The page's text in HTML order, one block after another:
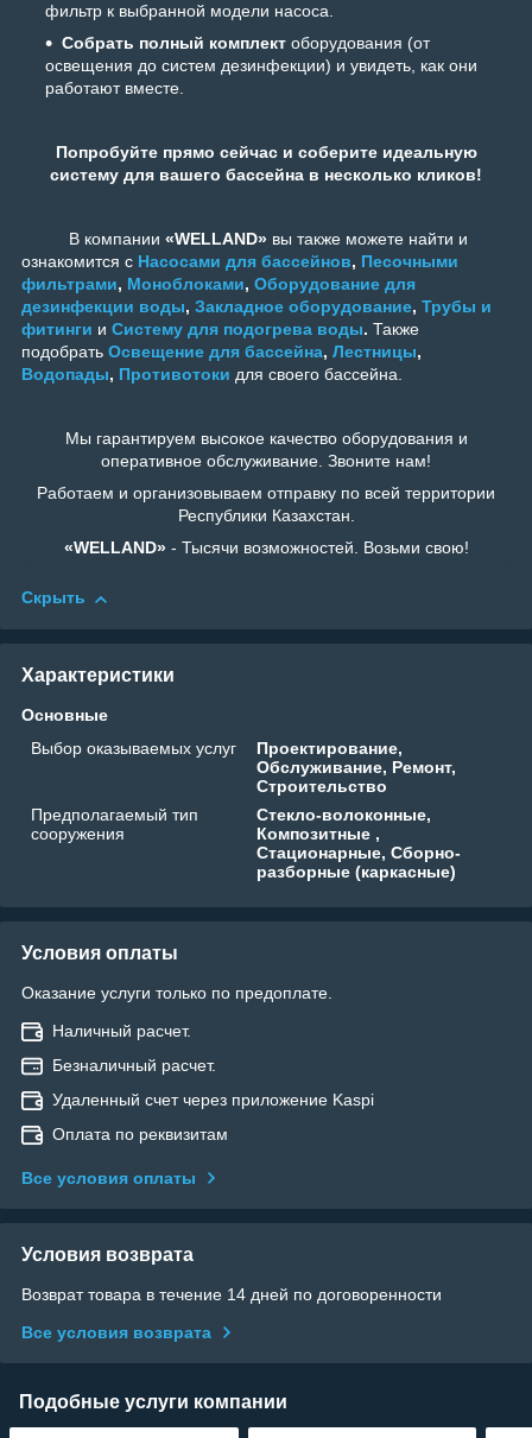
фильтр к выбранной модели насоса.
Собрать полный комплект оборудования (от
освещения до систем дезинфекции) и увидеть, как они
работают вместе.
Попробуйте прямо сейчас и соберите идеальную
систему для вашего бассейна в несколько кликов!
В компании «WELLAND» вы также можете найти и
ознакомится с Насосами для бассейнов, Песочными
фильтрами, Моноблоками, Оборудование для
дезинфекции воды, Закладное оборудование, Трубы и
фитинги и Систему для подогрева воды. Также
подобрать Освещение для бассейна, Лестницы,
Водопады, Противотоки для своего бассейна.
Мы гарантируем высокое качество оборудования и
оперативное обслуживание. Звоните нам!
Работаем и организовываем отправку по всей территории
Республики Казахстан.
«WELLAND»- Тысячи возможностей. Возьми свою!
Скрыть
Характеристики
Основные
Выбор оказываемых услуг
Проектирование,
Обслуживание, Ремонт,
Строительство
Предполагаемый тип
сооружения
Стекло-волоконные,
Композитные ,
Стационарные, Сборно-
разборные (каркасные)
Условия оплаты
Оказание услуги только по предоплате.
Наличный расчет.
Безналичный расчет.
Удаленный счет через приложение Kaspi
Оплата по реквизитам
Все условия оплаты
Условия возврата
Возврат товара в течение 14 дней по договоренности
Все условия возврата
Подобные услуги компании